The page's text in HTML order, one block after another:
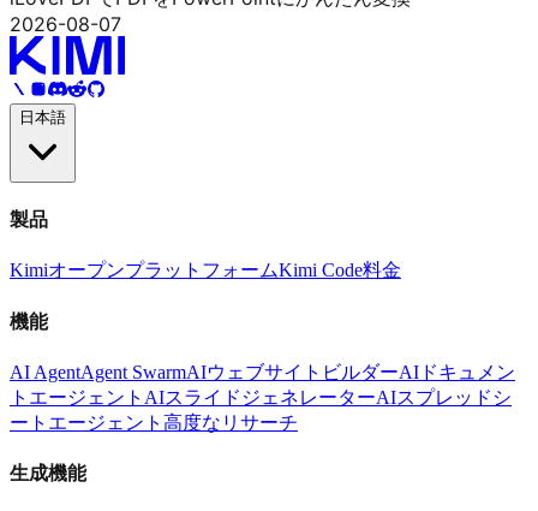
2026-08-07
日本語
製品
KimiオープンプラットフォームKimi Code料金
機能
AI AgentAgent SwarmAIウェブサイトビルダーAIドキュメン
トエージェント AIスライドジェネレーターAIスプレッドシ
ートエージェント 高度なリサーチ
生成機能